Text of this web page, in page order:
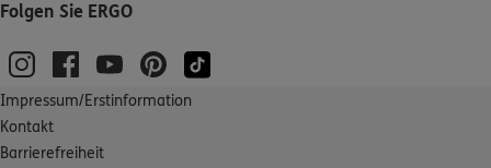
Folgen Sie ERGO
Impressum/Erstinformation
Kontakt
Barrierefreiheit